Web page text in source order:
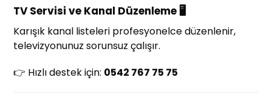
TV Servisi ve Kanal Düzenleme 🖥️
Karışık kanal listeleri profesyonelce düzenlenir,
televizyonunuz sorunsuz çalışır.
👉 Hızlı destek için: 0542 767 75 75